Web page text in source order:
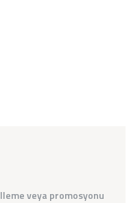
veya promosyonu